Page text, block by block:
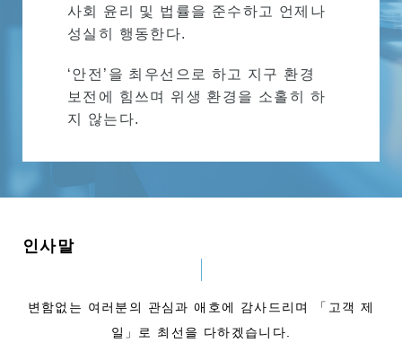
사회 윤리 및 법률을 준수하고 언제나
성실히 행동한다.
‘안전’을 최우선으로 하고 지구 환경
보전에 힘쓰며 위생 환경을 소홀히 하
지 않는다.
인사말
변함없는 여러분의 관심과 애호에 감사드리며 「고객 제
일」로 최선을 다하겠습니다.